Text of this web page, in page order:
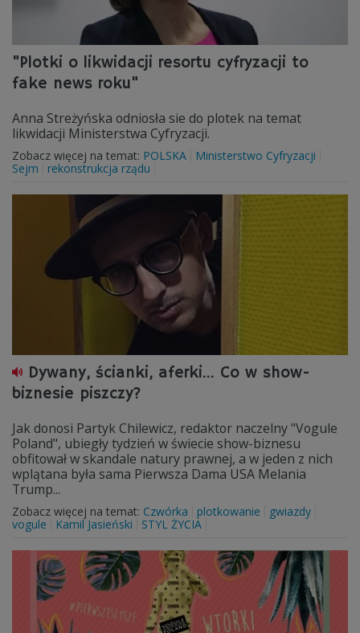
"Plotki o likwidacji resortu cyfryzacji to
fake news roku"
Anna Streżyńska odniosła sie do plotek na temat
likwidacji Ministerstwa Cyfryzacji.
Zobacz więcej na temat: POLSKA
Ministerstwo Cyfryzacji
Sejm
rekonstrukcja rządu
Dywany, ścianki, aferki... Co w show-
biznesie piszczy?
Jak donosi Partyk Chilewicz, redaktor naczelny "Vogule
Poland", ubiegły tydzień w świecie show-biznesu
obfitował w skandale natury prawnej, a w jeden z nich
wplątana była sama Pierwsza Dama USA Melania
Trump...
Zobacz więcej na temat: Czwórka plotkowanie
gwiazdy
vogule
Kamil Jasieński STYL ŻYCIA